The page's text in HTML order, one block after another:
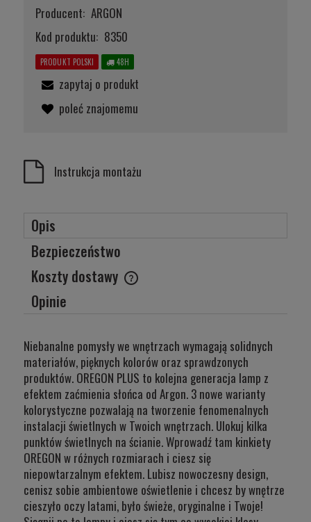
Producent: ARGON
Kod produktu: 8350
PRODUKT POLSKI 48H
zapytaj o produkt
poleć znajomemu
Instrukcja montażu
Opis
Bezpieczeństwo
Koszty dostawy
Cena nie zawiera ewentualnych kosztów płatności
Opinie
Niebanalne pomysły we wnętrzach wymagają solidnych
materiałów, pięknych kolorów oraz sprawdzonych
produktów. OREGON PLUS to kolejna generacja lamp z
efektem zaćmienia słońca od Argon. 3 nowe warianty
kolorystyczne pozwalają na tworzenie fenomenalnych
instalacji świetlnych w Twoich wnętrzach. Ulokuj kilka
punktów świetlnych na ścianie. Wprowadź tam kinkiety
OREGON w różnych rozmiarach i ciesz się
niepowtarzalnym efektem. Lubisz nowoczesny design,
cenisz sobie ambientowe oświetlenie i chcesz by wnętrze
cieszyło oczy latami, było świeże, oryginalne i Twoje!